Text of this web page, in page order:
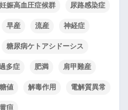
妊娠高血圧症候群 尿路感染症
早産 流産 神経症
糖尿病ケトアシドーシス
多症 肥満 肩甲難産
値 解毒作用 電解質異常
黄疸